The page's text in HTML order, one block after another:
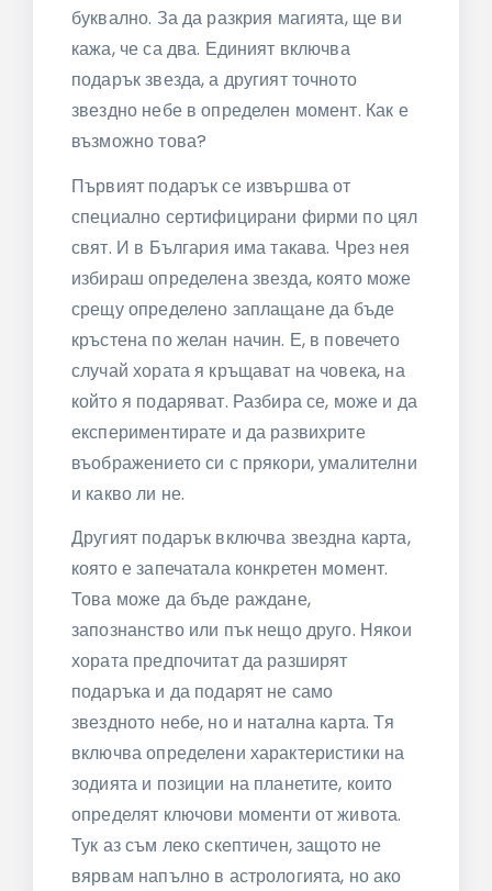
буквално. За да разкрия магията, ще ви
кажа, че са два. Единият включва
подарък звезда, а другият точното
звездно небе в определен момент. Как е
възможно това?
Първият подарък се извършва от
специално сертифицирани фирми по цял
свят. И в България има такава. Чрез нея
избираш определена звезда, която може
срещу определено заплащане да бъде
кръстена по желан начин. Е, в повечето
случай хората я кръщават на човека, на
който я подаряват. Разбира се, може и да
експериментирате и да развихрите
въображението си с прякори, умалителни
и какво ли не.
Другият подарък включва звездна карта,
която е запечатала конкретен момент.
Това може да бъде раждане,
запознанство или пък нещо друго. Някои
хората предпочитат да разширят
подаръка и да подарят не само
звездното небе, но и натална карта. Тя
включва определени характеристики на
зодията и позиции на планетите, които
определят ключови моменти от живота.
Тук аз съм леко скептичен, защото не
вярвам напълно в астрологията, но ако